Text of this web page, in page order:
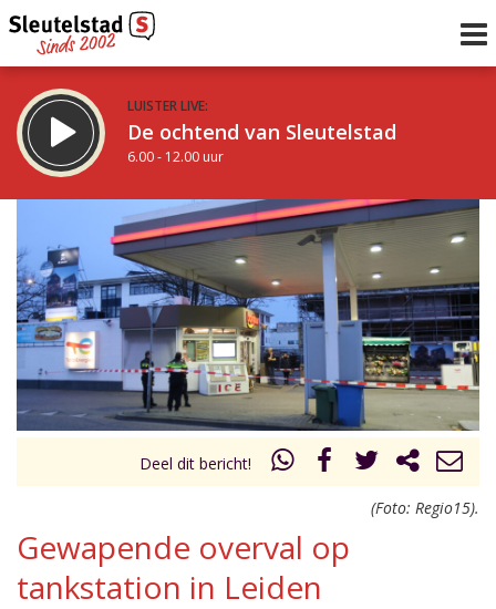
LUISTER LIVE:
De ochtend van Sleutelstad
6.00 - 12.00 uur
De middag van Sleutelstad
12.00 - 18.00 uur
Vorig uur
uur 1 van 0 Volgend uur
Inklappen
Deel dit bericht!
(Foto: Regio15).
Gewapende overval op
tankstation in Leiden